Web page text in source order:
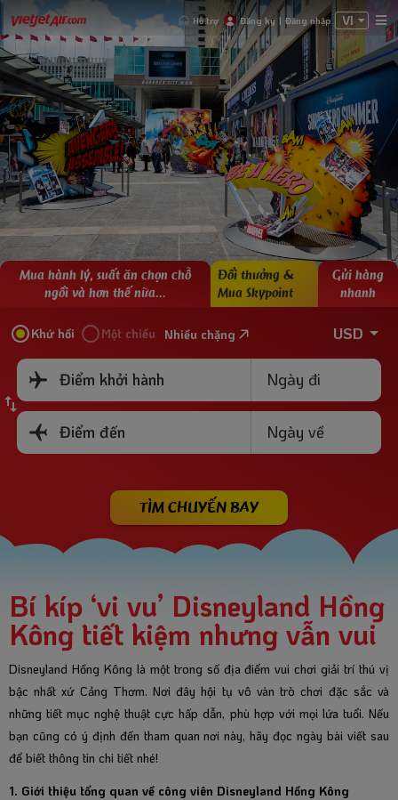
Hỗ trợ Đăng ký | Đăng nhập VI
Mua hành lý, suất ăn chọn chỗ
ngồi và hơn thế nữa...
Đổi thưởng &
Mua Skypoint
Gửi hàng
nhanh
Khứ hồi Một chiều Nhiều chặng USD
Điểm khởi hành Ngày đi
Điểm đến Ngày về
TÌM CHUYẾN BAY
Bí kíp ‘vi vu’ Disneyland Hồng
Kông tiết kiệm nhưng vẫn vui
Disneyland Hồng Kông là một trong số địa điểm vui chơi giải trí thú vị
bậc nhất xứ Cảng Thơm. Nơi đây hội tụ vô vàn trò chơi đặc sắc và
những tiết mục nghệ thuật cực hấp dẫn, phù hợp với mọi lứa tuổi. Nếu
bạn cũng có ý định đến tham quan nơi này, hãy đọc ngày bài viết sau
để biết thông tin chi tiết nhé!
1. Giới thiệu tổng quan về công viên Disneyland Hồng Kông